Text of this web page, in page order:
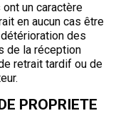
un caractère
en aucun cas être
des
de la réception
retrait tardif ou de
PROPRIETE